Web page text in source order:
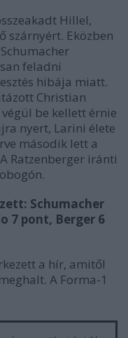
Hillel,
szárnyért. Eközben
feladni
hibája miatt.
Christian
be kellett érnie
nyert, Larini élete
második lett a
Ratzenberger iránti
Schumacher
7 pont, Berger 6
a hír, amitől
A Forma-1